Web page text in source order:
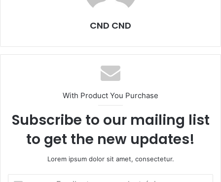
CND CND
With Product You Purchase
Subscribe to our mailing list
to get the new updates!
Lorem ipsum dolor sit amet, consectetur.